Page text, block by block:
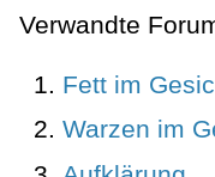
Verwandte
Fett im
Warzen im